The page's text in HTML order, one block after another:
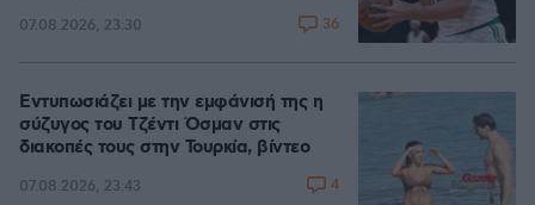
07.08.2026, 23:30 36
Εντυπωσιάζει με την εμφάνισή της η
σύζυγος του Τζέντι Όσμαν στις
διακοπές τους στην Τουρκία, βίντεο
07.08.2026, 23:43 4